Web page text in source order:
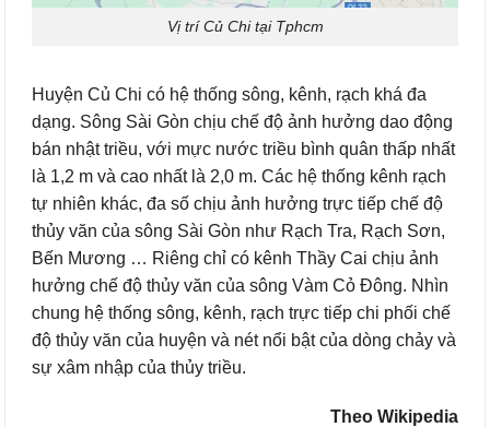
Vị trí Củ Chi tại Tphcm
Huyện Củ Chi có hệ thống sông, kênh, rạch khá đa
dạng. Sông Sài Gòn chịu chế độ ảnh hưởng dao động
bán nhật triều, với mực nước triều bình quân thấp nhất
là 1,2 m và cao nhất là 2,0 m. Các hệ thống kênh rạch
tự nhiên khác, đa số chịu ảnh hưởng trực tiếp chế độ
thủy văn của sông Sài Gòn như Rạch Tra, Rạch Sơn,
Bến Mương … Riêng chỉ có kênh Thầy Cai chịu ảnh
hưởng chế độ thủy văn của sông Vàm Cỏ Đông. Nhìn
chung hệ thống sông, kênh, rạch trực tiếp chi phối chế
độ thủy văn của huyện và nét nổi bật của dòng chảy và
sự xâm nhập của thủy triều.
Theo Wikipedia